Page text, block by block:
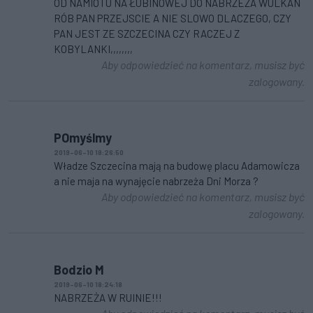
OD NAMIOTU NA ŁUBINOWEJ DO NABRZEZA WULKAN
RÓB PAN PRZEJSCIE A NIE SLOWO DLACZEGO, CZY
PAN JEST ZE SZCZECINA CZY RACZEJ Z
KOBYLANKI,,,,,,,,
Aby odpowiedzieć na komentarz, musisz być
zalogowany.
POmyślmy
2019-06-10 18:26:50
Władze Szczecina mają na budowę placu Adamowicza
a nie maja na wynajęcie nabrzeża Dni Morza ?
Aby odpowiedzieć na komentarz, musisz być
zalogowany.
Bodzio M
2019-06-10 18:24:18
NABRZEŻA W RUINIE!!!